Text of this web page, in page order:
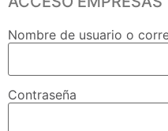
Nombre de usuario o
Contraseña